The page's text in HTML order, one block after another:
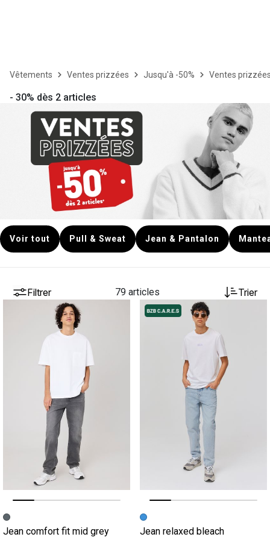
Vêtements Ventes prizzées Jusqu'à -50% Ventes
- 30% dès 2 articles
Voir tout Pull & Sweat Jean & Pantalon
Filtrer 79 articles Trier
Image précédente
Image suivante
Jean comfort fit mid grey
Image précédente
Image suivante
Jean relaxed bleach